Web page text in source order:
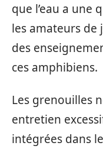
que l’eau a une
les amateurs
des
ces amphibiens.
Les grenouilles
entretien
intégrées dans